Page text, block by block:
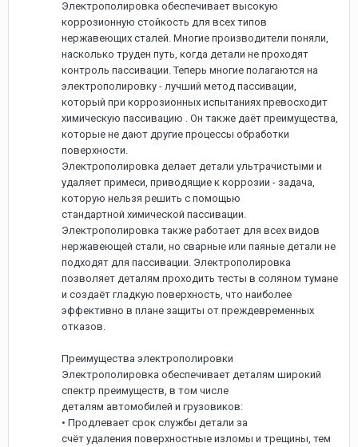
Электрополировка обеспечивает высокую
коррозионную стойкость для всех типов
нержавеющих сталей. Многие производители поняли,
насколько труден путь, когда детали не проходят
контроль пассивации. Теперь многие полагаются на
электрополировку - лучший метод пассивации,
который при коррозионных испытаниях превосходит
химическую пассивацию . Он также даёт преимущества,
которые не дают другие процессы обработки
поверхности.
Электрополировка делает детали ультрачистыми и
удаляет примеси, приводящие к коррозии - задача,
которую нельзя решить с помощью
стандартной химической пассивации.
Электрополировка также работает для всех видов
нержавеющей стали, но сварные или паяные детали не
подходят для пассивации. Электрополировка
позволяет деталям проходить тесты в соляном тумане
и создаёт гладкую поверхность, что наиболее
эффективно в плане защиты от преждевременных
отказов.
Преимущества электрополировки
Электрополировка обеспечивает деталям широкий
спектр преимуществ, в том числе
деталям автомобилей и грузовиков:
• Продлевает срок службы детали за
счёт удаления поверхностные изломы и трещины, тем